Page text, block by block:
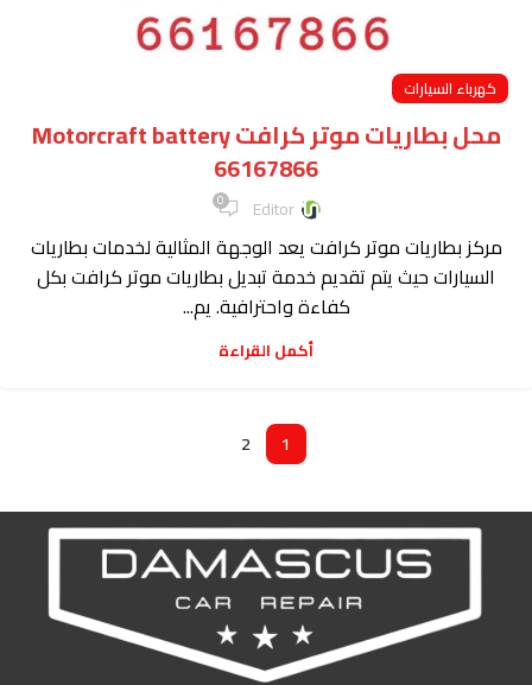
كهرباء السيارات
محل بطاريات موتر كرافت Motorcraft battery
66167866
Editor
0
مركز بطاريات موتر كرافت يعد الوجهة المثالية لخدمات بطاريات
السيارات حيث يتم تقديم خدمة تبديل بطاريات موتر كرافت بكل
كفاءة واحترافية. يم...
أكمل القراءة
1
2